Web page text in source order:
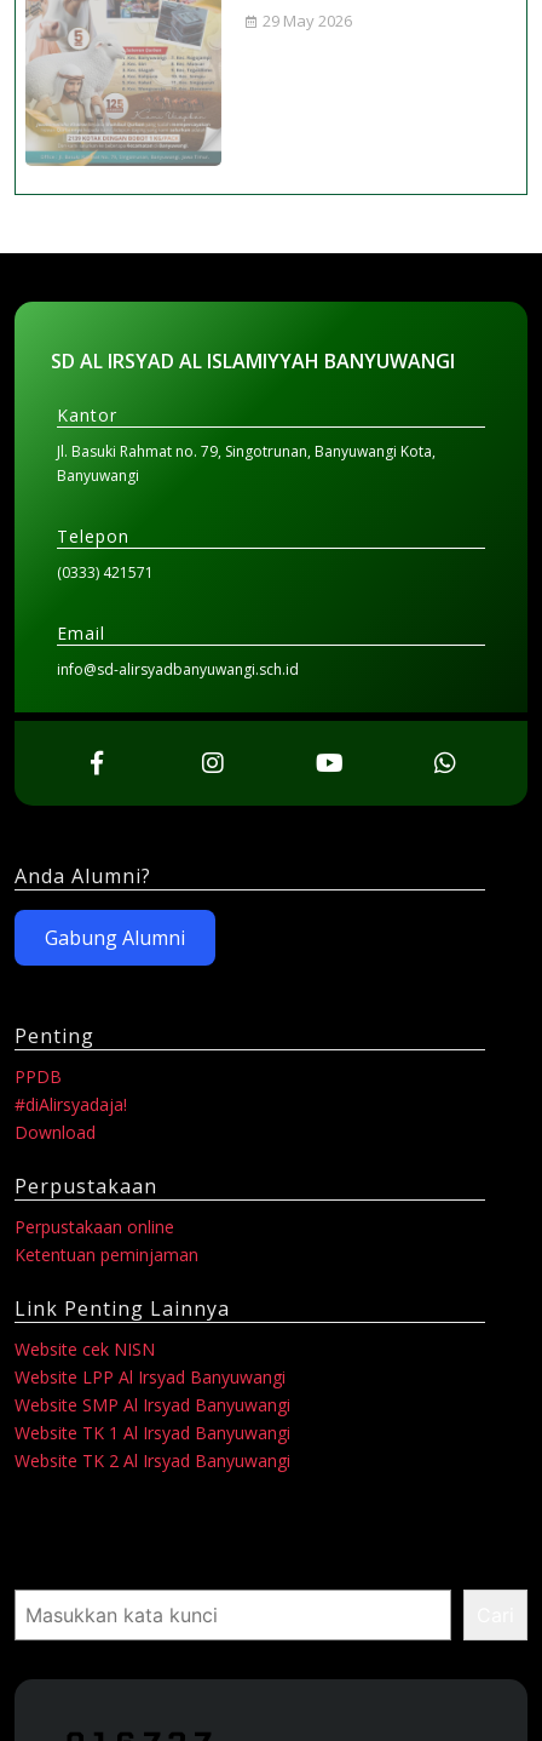
29 May 2026
SD AL IRSYAD AL ISLAMIYYAH BANYUWANGI
Kantor
Jl. Basuki Rahmat no. 79, Singotrunan, Banyuwangi Kota,
Banyuwangi
Telepon
(0333) 421571
Email
info@sd-alirsyadbanyuwangi.sch.id
Anda Alumni?
Gabung Alumni
Penting
PPDB
#diAlirsyadaja!
Download
Perpustakaan
Perpustakaan online
Ketentuan peminjaman
Link Penting Lainnya
Website cek NISN
Website LPP Al Irsyad Banyuwangi
Website SMP Al Irsyad Banyuwangi
Website TK 1 Al Irsyad Banyuwangi
Website TK 2 Al Irsyad Banyuwangi